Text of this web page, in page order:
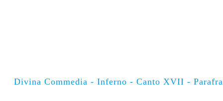
Divina Commedia - Inferno - Canto XVII -